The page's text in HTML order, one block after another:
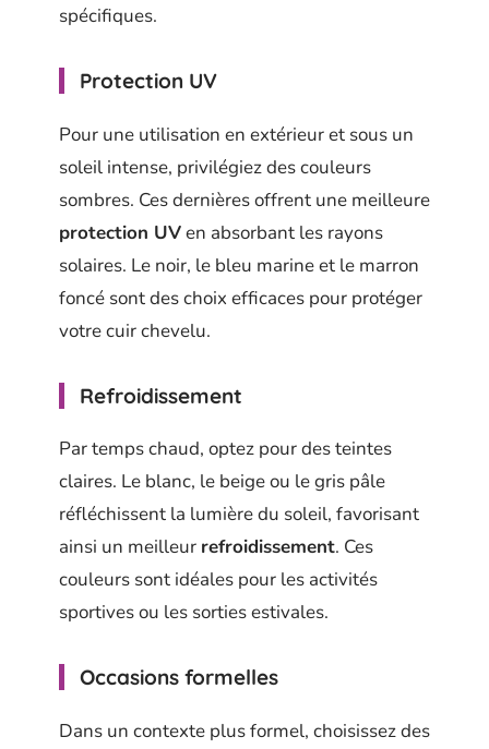
spécifiques.
Protection UV
Pour une utilisation en extérieur et sous un
soleil intense, privilégiez des couleurs
sombres. Ces dernières offrent une meilleure
protection UVen absorbant les rayons
solaires. Le noir, le bleu marine et le marron
foncé sont des choix efficaces pour protéger
votre cuir chevelu.
Refroidissement
Par temps chaud, optez pour des teintes
claires. Le blanc, le beige ou le gris pâle
réfléchissent la lumière du soleil, favorisant
ainsi un meilleur refroidissement. Ces
couleurs sont idéales pour les activités
sportives ou les sorties estivales.
Occasions formelles
Dans un contexte plus formel, choisissez des